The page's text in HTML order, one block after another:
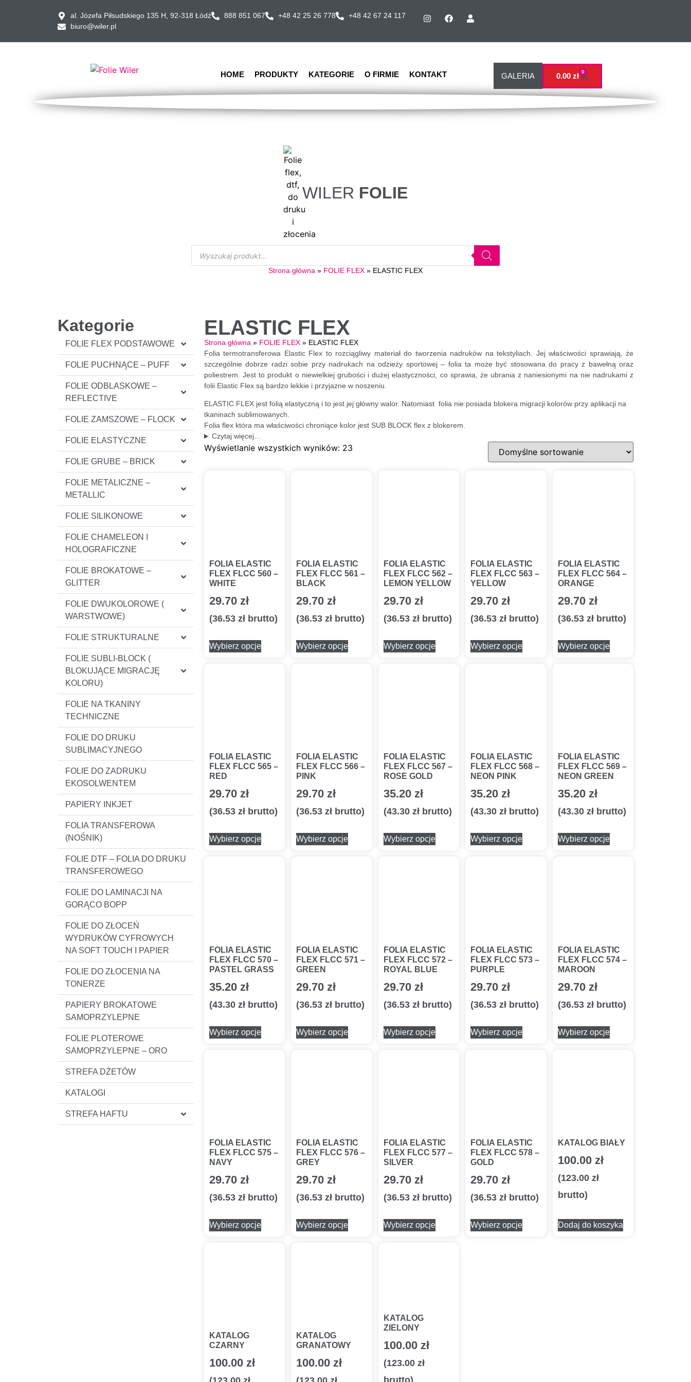
al. Józefa Piłsudskiego 135 H, 92-318 Łódź 888 851 067 +48 42 25 26 778
+48 42 67 24 117
biuro@wiler.pl
HOME PRODUKTY KATEGORIE O FIRMIE KONTAKT GALERIA 0.00 zł 0
WILER FOLIE
Strona główna » FOLIE FLEX » ELASTIC FLEX
Kategorie
FOLIE FLEX PODSTAWOWE
FOLIE PUCHNĄCE – PUFF
FOLIE ODBLASKOWE –
REFLECTIVE
FOLIE ZAMSZOWE – FLOCK
FOLIE ELASTYCZNE
FOLIE GRUBE – BRICK
FOLIE METALICZNE –
METALLIC
FOLIE SILIKONOWE
FOLIE CHAMELEON I
HOLOGRAFICZNE
FOLIE BROKATOWE –
GLITTER
FOLIE DWUKOLOROWE (
WARSTWOWE)
FOLIE STRUKTURALNE
FOLIE SUBLI-BLOCK (
BLOKUJĄCE MIGRACJĘ
KOLORU)
FOLIE NA TKANINY
TECHNICZNE
FOLIE DO DRUKU
SUBLIMACYJNEGO
FOLIE DO ZADRUKU
EKOSOLWENTEM
PAPIERY INKJET
FOLIA TRANSFEROWA
(NOŚNIK)
FOLIE DTF – FOLIA DO DRUKU
TRANSFEROWEGO
FOLIE DO LAMINACJI NA
GORĄCO BOPP
FOLIE DO ZŁOCEŃ
WYDRUKÓW CYFROWYCH
NA SOFT TOUCH I PAPIER
FOLIE DO ZŁOCENIA NA
TONERZE
PAPIERY BROKATOWE
SAMOPRZYLEPNE
FOLIE PLOTEROWE
SAMOPRZYLEPNE – ORO
STREFA DŻETÓW
KATALOGI
STREFA HAFTU
ELASTIC FLEX
Strona główna » FOLIE FLEX » ELASTIC FLEX
Folia termotransferowa Elastic Flex to rozciągliwy materiał do tworzenia nadruków na tekstyliach. Jej właściwości sprawiają, że
szczególnie dobrze radzi sobie przy nadrukach na odzieży sportowej – folia ta może być stosowana do pracy z bawełną oraz
poliestrem. Jest to produkt o niewielkiej grubości i dużej elastyczności, co sprawia, że ubrania z naniesionymi na nie nadrukami z
folii Elastic Flex są bardzo lekkie i przyjazne w noszeniu.
ELASTIC FLEX jest folią elastyczną i to jest jej główny walor. Natomiast folia nie posiada blokera migracji kolorów przy aplikacji na
tkaninach sublimowanych.
Folia flex która ma właściwości chroniące kolor jest SUB BLOCK flex z blokerem.
Czytaj więcej…
Wyświetlanie wszystkich wyników: 23
FOLIA ELASTIC
FLEX FLCC 560 –
WHITE
29.70 zł
(36.53 zł brutto)
Wybierz opcje
FOLIA ELASTIC
FLEX FLCC 561 –
BLACK
29.70 zł
(36.53zł brutto)
Wybierz opcje
FOLIA ELASTIC
FLEX FLCC 562 –
LEMON YELLOW
29.70 zł
(36.53 złbrutto)
Wybierz opcje
FOLIA ELASTIC
FLEX FLCC 563 –
YELLOW
29.70 zł
(36.53zł brutto)
Wybierz opcje
FOLIA ELASTIC
FLEX FLCC 564 –
ORANGE
29.70 zł
(36.53 złbrutto)
Wybierz opcje
FOLIA ELASTIC
FLEX FLCC 565 –
RED
29.70 zł
(36.53 zł brutto)
Wybierz opcje
FOLIA ELASTIC
FLEX FLCC 566 –
PINK
29.70 zł
(36.53zł brutto)
Wybierz opcje
FOLIA ELASTIC
FLEX FLCC 567 –
ROSE GOLD
35.20 zł
(43.30 złbrutto)
Wybierz opcje
FOLIA ELASTIC
FLEX FLCC 568 –
NEON PINK
35.20 zł
(43.30zł brutto)
Wybierz opcje
FOLIA ELASTIC
FLEX FLCC 569 –
NEON GREEN
35.20 zł
(43.30 złbrutto)
Wybierz opcje
FOLIA ELASTIC
FLEX FLCC 570 –
PASTEL GRASS
35.20 zł
(43.30 zł brutto)
Wybierz opcje
FOLIA ELASTIC
FLEX FLCC 571 –
GREEN
29.70 zł
(36.53zł brutto)
Wybierz opcje
FOLIA ELASTIC
FLEX FLCC 572 –
ROYAL BLUE
29.70 zł
(36.53 złbrutto)
Wybierz opcje
FOLIA ELASTIC
FLEX FLCC 573 –
PURPLE
29.70 zł
(36.53zł brutto)
Wybierz opcje
FOLIA ELASTIC
FLEX FLCC 574 –
MAROON
29.70 zł
(36.53 złbrutto)
Wybierz opcje
FOLIA ELASTIC
FLEX FLCC 575 –
NAVY
29.70 zł
(36.53 zł brutto)
Wybierz opcje
FOLIA ELASTIC
FLEX FLCC 576 –
GREY
29.70 zł
(36.53zł brutto)
Wybierz opcje
FOLIA ELASTIC
FLEX FLCC 577 –
SILVER
29.70 zł
(36.53 złbrutto)
Wybierz opcje
FOLIA ELASTIC
FLEX FLCC 578 –
GOLD
29.70 zł
(36.53zł brutto)
Wybierz opcje
KATALOG BIAŁY
100.00 zł
(123.00 zł
brutto)
Dodaj do koszyka
KATALOG
CZARNY
100.00 zł
KATALOG
GRANATOWY
100.00 zł
KATALOG
ZIELONY
100.00 zł
(123.00 zł
brutto)